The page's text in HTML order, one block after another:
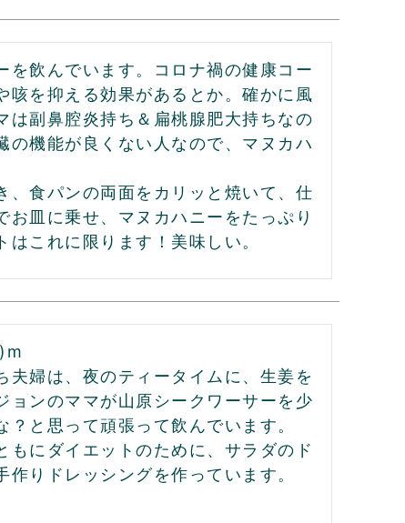
を飲んでいます。コロナ禍の健康コー
咳を抑える効果があるとか。確かに風
は副鼻腔炎持ち＆扁桃腺肥大持ちなの
の機能が良くない人なので、マヌカハ
、食パンの両面をカリッと焼いて、仕
お皿に乗せ、マヌカハニーをたっぷり
これに限ります！美味しい。
婦は、夜のティータイムに、生姜を
ョンのママが山原シークワーサーを少
と思って頑張って飲んでいます。
にダイエットのために、サラダのド
りドレッシングを作っています。